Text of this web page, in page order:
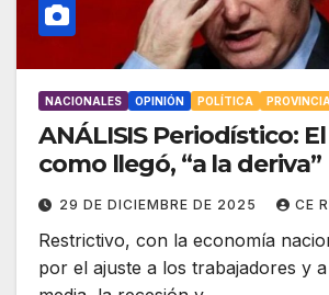
NACIONALES OPINIÓN POLÍTICA
ANÁLISIS Periodístico:
como llegó, “a la deriva”
29 DE DICIEMBRE DE 2025 CE
Restrictivo, con la economía
por el ajuste a los trabajadores y